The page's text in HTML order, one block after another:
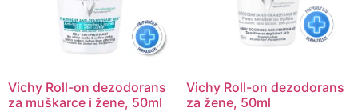
Vichy Roll-on dezodorans
za muškarce i žene, 50ml
Vichy Roll-on dezodorans
za žene, 50ml